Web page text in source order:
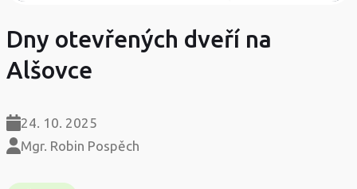
Dny otevřených dveří na
Alšovce
24. 10. 2025
Mgr. Robin Pospěch